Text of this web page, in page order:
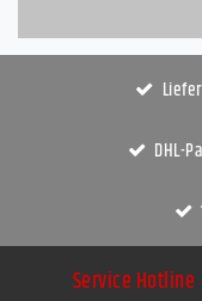
DHL-
Service Hotline